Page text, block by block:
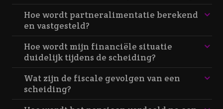
Hoe wordt partneralimentatie berekend
en vastgesteld?
Hoe wordt mijn financiële situatie
duidelijk tijdens de scheiding?
Wat zijn de fiscale gevolgen van een
scheiding?